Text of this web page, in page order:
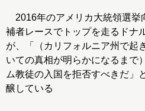
2016年のアメリカ大統領選挙
補者レースでトップを走るドナ
が、「（カリフォルニア州で起
いての真相が明らかになるまで
ム教徒の入国を拒否すべきだ」
醸している